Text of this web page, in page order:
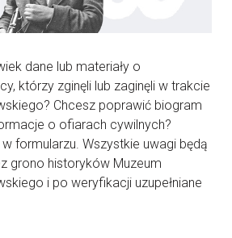
dane lub materiały o
którzy zginęli lub zaginęli w trakcie
Chcesz poprawić biogram
o ofiarach cywilnych?
formularzu. Wszystkie uwagi będą
grono historyków Muzeum
i po weryfikacji uzupełniane